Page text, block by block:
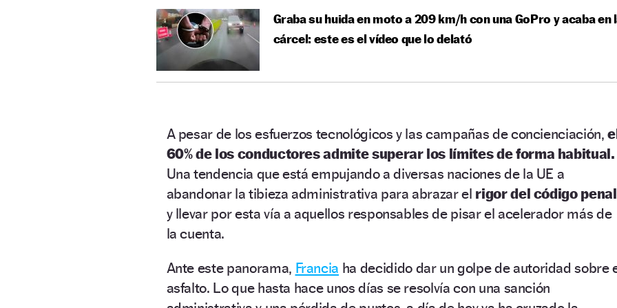
Graba su huida en moto a 209 km/h con una GoPro y acaba en
cárcel: este es el vídeo que lo delató
A pesar de los esfuerzos tecnológicos y las campañas de concienciación,
60% de los conductores admite superar los límites de forma habitual.
Una tendencia que está empujando a diversas naciones de la UE a
abandonar la tibieza administrativa para abrazar el rigor del código penal
y llevar por esta vía a aquellos responsables de pisar el acelerador más de
la cuenta.
Ante este panorama, Francia ha decidido dar un golpe de autoridad sobre
asfalto. Lo que hasta hace unos días se resolvía con una sanción